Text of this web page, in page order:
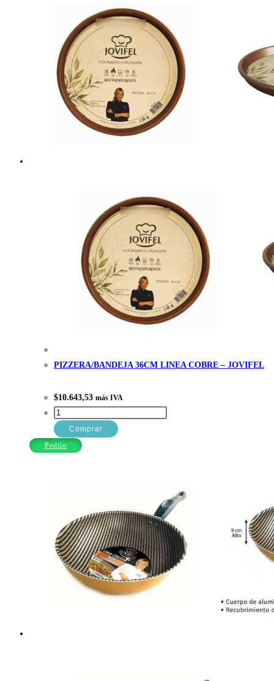
PIZZERA/BANDEJA 36CM LINEA COBRE – JOVIFEL
$10.643,53 más IVA
PIZZERA/BANDEJA
36CM
LINEA
Comprar
Pedilo